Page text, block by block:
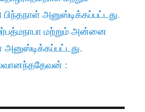
அனுஸ்டிக்கப்பட்டது.
மற்றும் அன்னை
அனுஸ்டிக்கப்பட்டது.
: